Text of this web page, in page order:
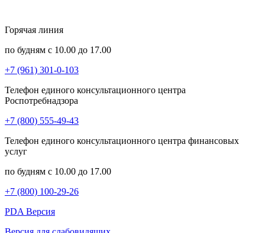
Горячая линия
по будням с 10.00 до 17.00
+7 (961) 301-0-103
Телефон единого консультационного центра
Роспотребнадзора
+7 (800) 555-49-43
Телефон единого консультационного центра финансовых
услуг
по будням с 10.00 до 17.00
+7 (800) 100-29-26
PDA Версия